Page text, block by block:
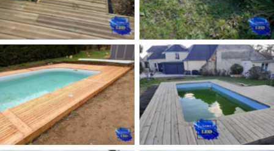
deck-piscine deck-piscine
deck-piscine deck-piscine